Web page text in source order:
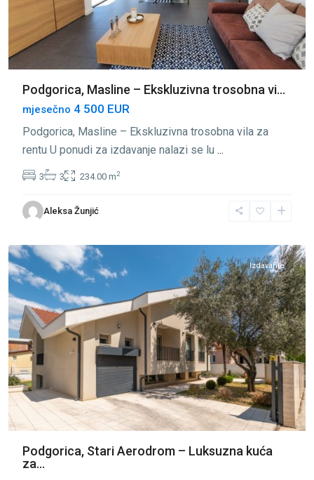
Podgorica, Masline – Ekskluzivna trosobna vi...
mjesečno 4 500 EUR
Podgorica, Masline – Ekskluzivna trosobna vila za
rentu U ponudi za izdavanje nalazi se lu ...
3 3 234.00 m2
Aleksa Žunjić
Stari
Aerodrom,
Izdavanje
Podgorica, Stari Aerodrom – Luksuzna kuća
za...